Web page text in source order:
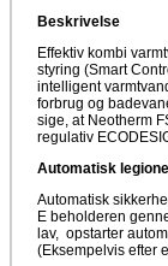
Beskrivelse
Effektiv kombi
styring (Smart
intelligent
forbrug og
sige, at Neotherm
regulativ
Automatisk
Automatisk
E beholderen
lav, opstarter
(Eksempelvis efter